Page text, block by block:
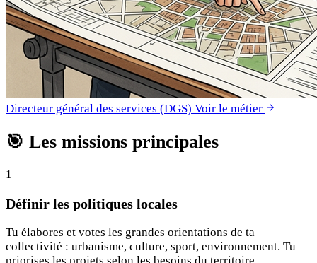
Directeur général des services (DGS) Voir le métier
🎯 Les missions principales
1
Définir les politiques locales
Tu élabores et votes les grandes orientations de ta
collectivité : urbanisme, culture, sport, environnement. Tu